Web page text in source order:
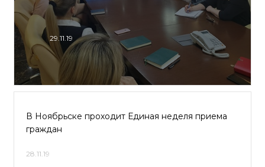
29.11.19
В Ноябрьске проходит Единая неделя приема
граждан
28.11.19